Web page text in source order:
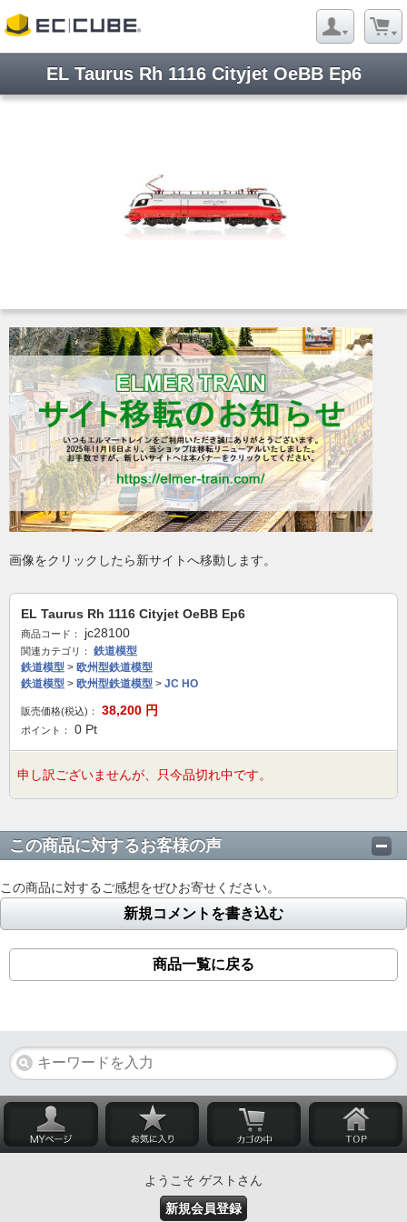
EL Taurus Rh 1116 Cityjet OeBB Ep6
画像をクリックしたら新サイトへ移動します。
EL Taurus Rh 1116 Cityjet OeBB Ep6
商品コード： jc28100
関連カテゴリ：
鉄道模型
鉄道模型 > 欧州型鉄道模型
鉄道模型 > 欧州型鉄道模型 > JC HO
販売価格(税込)： 38,200 円
ポイント： 0 Pt
申し訳ございませんが、只今品切れ中です。
この商品に対するお客様の声
この商品に対するご感想をぜひお寄せください。
新規コメントを書き込む
商品一覧に戻る
ようこそ ゲストさん
新規会員登録